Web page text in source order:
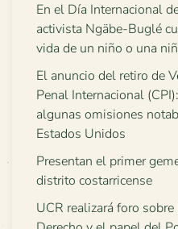
En el Día Internacional
activista Ngäbe-Buglé
vida de un niño o una
El anuncio del retiro de
Penal Internacional
algunas omisiones
Estados Unidos
Presentan el primer
distrito costarricense
UCR realizará foro